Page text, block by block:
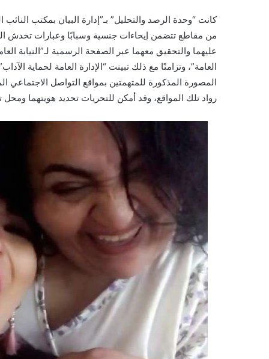
كانت “وحدة الرصد والتحليل” بـ”إدارة البيان بمكتب
من مقاطع تتضمن إيحاءات جنسية وسبابًا وعبارات تخدش
عليهما والتحقيق معهما عبر الصفحة الرسمية لـ”النيابة
العامة”، وتزامنًا مع ذلك تبينت “الإدارة العامة لحماية
المصورة المذكورة للمتهمتين بمواقع التواصل
رواد تلك المواقع، وقد أمكن للتحريات تحديد هويتهما ومحل